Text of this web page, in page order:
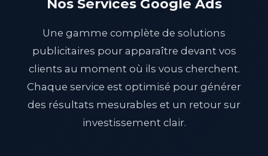
Nos Services Google Ads
Une gamme complète de solutions
publicitaires pour apparaître devant vos
clients au moment où ils vous cherchent.
Chaque service est optimisé pour générer
des résultats mesurables et un retour sur
investissement clair.